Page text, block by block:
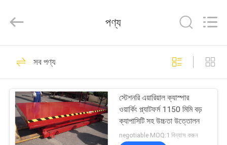
পণ্য
ভিডিও
Reserved.
এয়ারিয়াল ওয়ার্ক প্ল্যাটফর্ম
54
পণ্য
সব পণ্য
স্টেশনরি এয়ারিয়াল ক্যাস্পার
ওয়ার্কিং প্ল্যাটফর্ম 1150 মিমি বড়
ক্যাপাসিটি সহ উচ্চতা উত্তোলন
negotiable MOQ:1 বিন্যাস করুন